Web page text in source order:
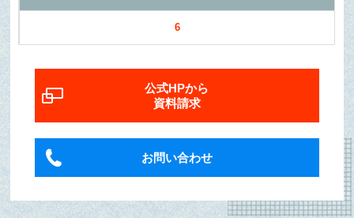
6
公式HPから
資料請求
お問い合わせ